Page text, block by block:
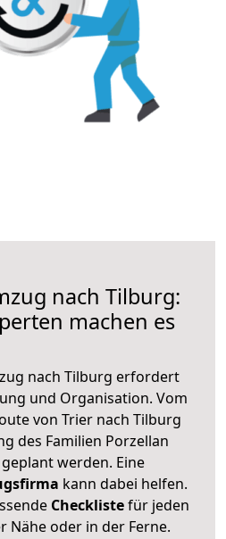
nach Tilburg:
machen es
nach Tilburg erfordert
und Organisation. Vom
von Trier nach Tilburg
des Familien Porzellan
werden. Eine
kann dabei helfen.
Checklistefür jeden
Nähe oder in der Ferne.